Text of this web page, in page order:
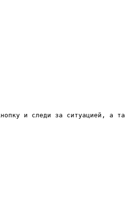
и следи за ситуацией, а